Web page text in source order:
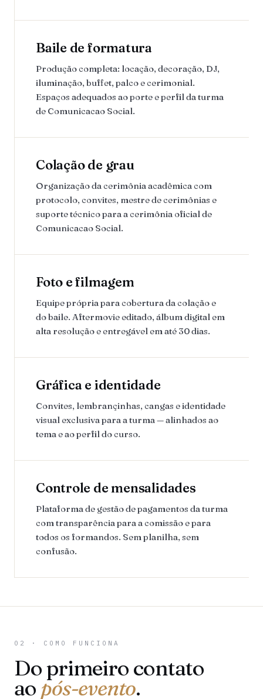
Baile de formatura
Produção completa: locação, decoração, DJ,
iluminação, buffet, palco e cerimonial.
Espaços adequados ao porte e perfil da turma
de Comunicacao Social.
Colação de grau
Organização da cerimônia acadêmica com
protocolo, convites, mestre de cerimônias e
suporte técnico para a cerimônia oficial de
Comunicacao Social.
Foto e filmagem
Equipe própria para cobertura da colação e
do baile. Aftermovie editado, álbum digital em
alta resolução e entregável em até 30 dias.
Gráfica e identidade
Convites, lembrançinhas, cangas e identidade
visual exclusiva para a turma — alinhados ao
tema e ao perfil do curso.
Controle de mensalidades
Plataforma de gestão de pagamentos da turma
com transparência para a comissão e para
todos os formandos. Sem planilha, sem
confusão.
02 · COMO FUNCIONA
Do primeiro contato
ao pós-evento.